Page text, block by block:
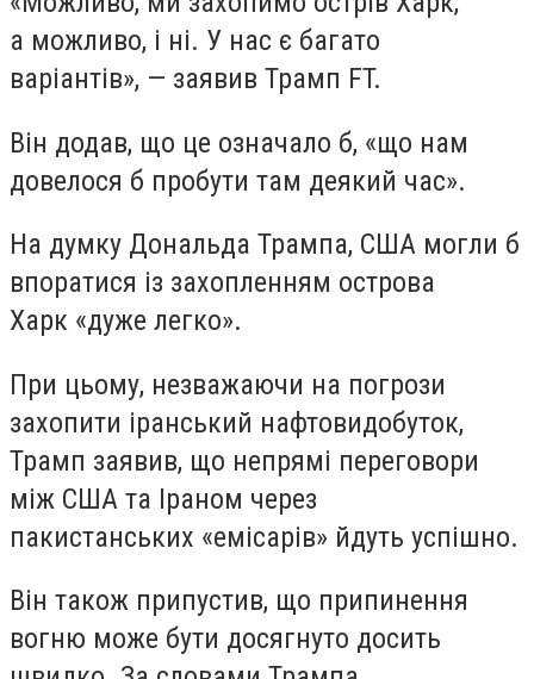
а можливо, і ні. У нас є багато
варіантів», — заявив Трамп FT.
Він додав, що це означало б, «що нам
довелося б пробути там деякий час».
На думку Дональда Трампа, США могли б
впоратися із захопленням острова
Харк «дуже легко».
При цьому, незважаючи на погрози
захопити іранський нафтовидобуток,
Трамп заявив, що непрямі переговори
між США та Іраном через
пакистанських «емісарів» йдуть успішно.
Він також припустив, що припинення
вогню може бути досягнуто досить